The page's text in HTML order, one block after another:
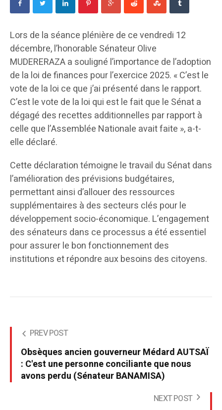
Lors de la séance plénière de ce vendredi 12
décembre, l’honorable Sénateur Olive
MUDERERAZA a souligné l’importance de l’adoption
de la loi de finances pour l’exercice 2025. « C’est le
vote de la loi ce que j’ai présenté dans le rapport.
C’est le vote de la loi qui est le fait que le Sénat a
dégagé des recettes additionnelles par rapport à
celle que l’Assemblée Nationale avait faite », a-t-
elle déclaré.
Cette déclaration témoigne le travail du Sénat dans
l’amélioration des prévisions budgétaires,
permettant ainsi d’allouer des ressources
supplémentaires à des secteurs clés pour le
développement socio-économique. L’engagement
des sénateurs dans ce processus a été essentiel
pour assurer le bon fonctionnement des
institutions et répondre aux besoins des citoyens.
PREV POST
Obsèques ancien gouverneur Médard AUTSAÏ
: C'est une personne conciliante que nous
avons perdu (Sénateur BANAMISA)
NEXT POST